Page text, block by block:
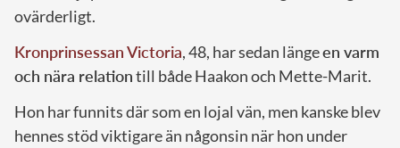
ovärderligt.
Kronprinsessan Victoria, 48, har sedan längeen varm
och nära relationtill både Haakon och Mette-Marit.
Hon har funnits där som en lojal vän, men kanske blev
hennes stöd viktigare än någonsin när hon under